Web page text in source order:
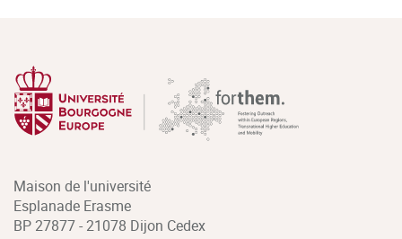
Maison de l'université
Esplanade Erasme
BP 27877 - 21078 Dijon Cedex